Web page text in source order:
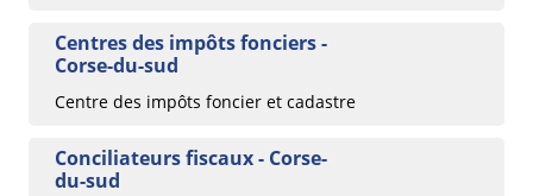
Centres des impôts fonciers -
Corse-du-sud
Centre des impôts foncier et cadastre
Conciliateurs fiscaux - Corse-
du-sud